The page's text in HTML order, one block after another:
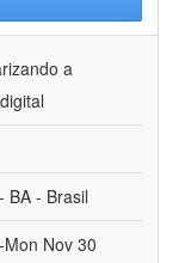
a
BA - Brasil
Nov 30